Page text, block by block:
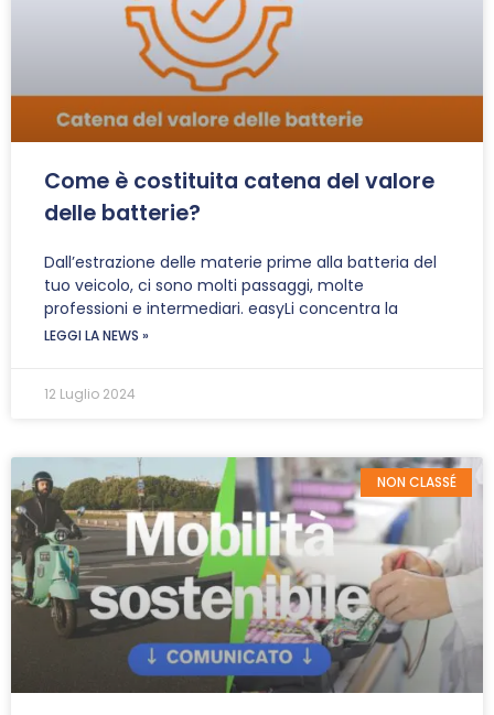
Come è costituita catena del valore
delle batterie?
Dall’estrazione delle materie prime alla batteria del
tuo veicolo, ci sono molti passaggi, molte
professioni e intermediari. easyLi concentra la
LEGGI LA NEWS »
12 Luglio 2024
NON CLASSÉ